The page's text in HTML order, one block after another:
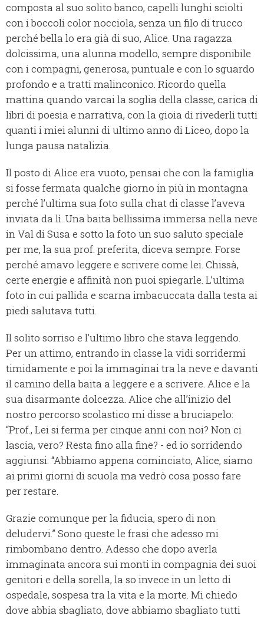
composta al suo solito banco, capelli lunghi sciolti
con i boccoli color nocciola, senza un filo di trucco
perché bella lo era già di suo, Alice. Una ragazza
dolcissima, una alunna modello, sempre disponibile
con i compagni, generosa, puntuale e con lo sguardo
profondo e a tratti malinconico. Ricordo quella
mattina quando varcai la soglia della classe, carica di
libri di poesia e narrativa, con la gioia di rivederli tutti
quanti i miei alunni di ultimo anno di Liceo, dopo la
lunga pausa natalizia.
Il posto di Alice era vuoto, pensai che con la famiglia
si fosse fermata qualche giorno in più in montagna
perché l’ultima sua foto sulla chat di classe l’aveva
inviata da lì. Una baita bellissima immersa nella neve
in Val di Susa e sotto la foto un suo saluto speciale
per me, la sua prof. preferita, diceva sempre. Forse
perché amavo leggere e scrivere come lei. Chissà,
certe energie e affinità non puoi spiegarle. L’ultima
foto in cui pallida e scarna imbacuccata dalla testa ai
piedi salutava tutti.
Il solito sorriso e l’ultimo libro che stava leggendo.
Per un attimo, entrando in classe la vidi sorridermi
timidamente e poi la immaginai tra la neve e davanti
il camino della baita a leggere e a scrivere. Alice e la
sua disarmante dolcezza. Alice che all’inizio del
nostro percorso scolastico mi disse a bruciapelo:
“Prof., Lei si ferma per cinque anni con noi? Non ci
lascia, vero? Resta fino alla fine? - ed io sorridendo
aggiunsi: “Abbiamo appena cominciato, Alice, siamo
ai primi giorni di scuola ma vedrò cosa posso fare
per restare.
Grazie comunque per la fiducia, spero di non
deludervi.” Sono queste le frasi che adesso mi
rimbombano dentro. Adesso che dopo averla
immaginata ancora sui monti in compagnia dei suoi
genitori e della sorella, la so invece in un letto di
ospedale, sospesa tra la vita e la morte. Mi chiedo
dove abbia sbagliato, dove abbiamo sbagliato tutti